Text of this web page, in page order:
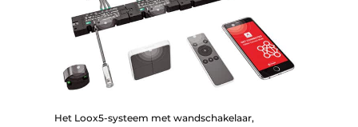
Het Loox5-systeem met wandschakelaar,